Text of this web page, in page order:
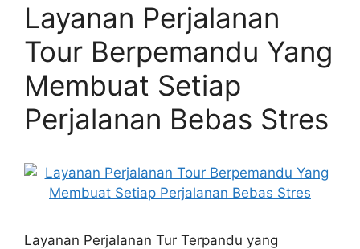
Layanan Perjalanan
Tour Berpemandu Yang
Membuat Setiap
Perjalanan Bebas Stres
Layanan Perjalanan Tur Terpandu yang